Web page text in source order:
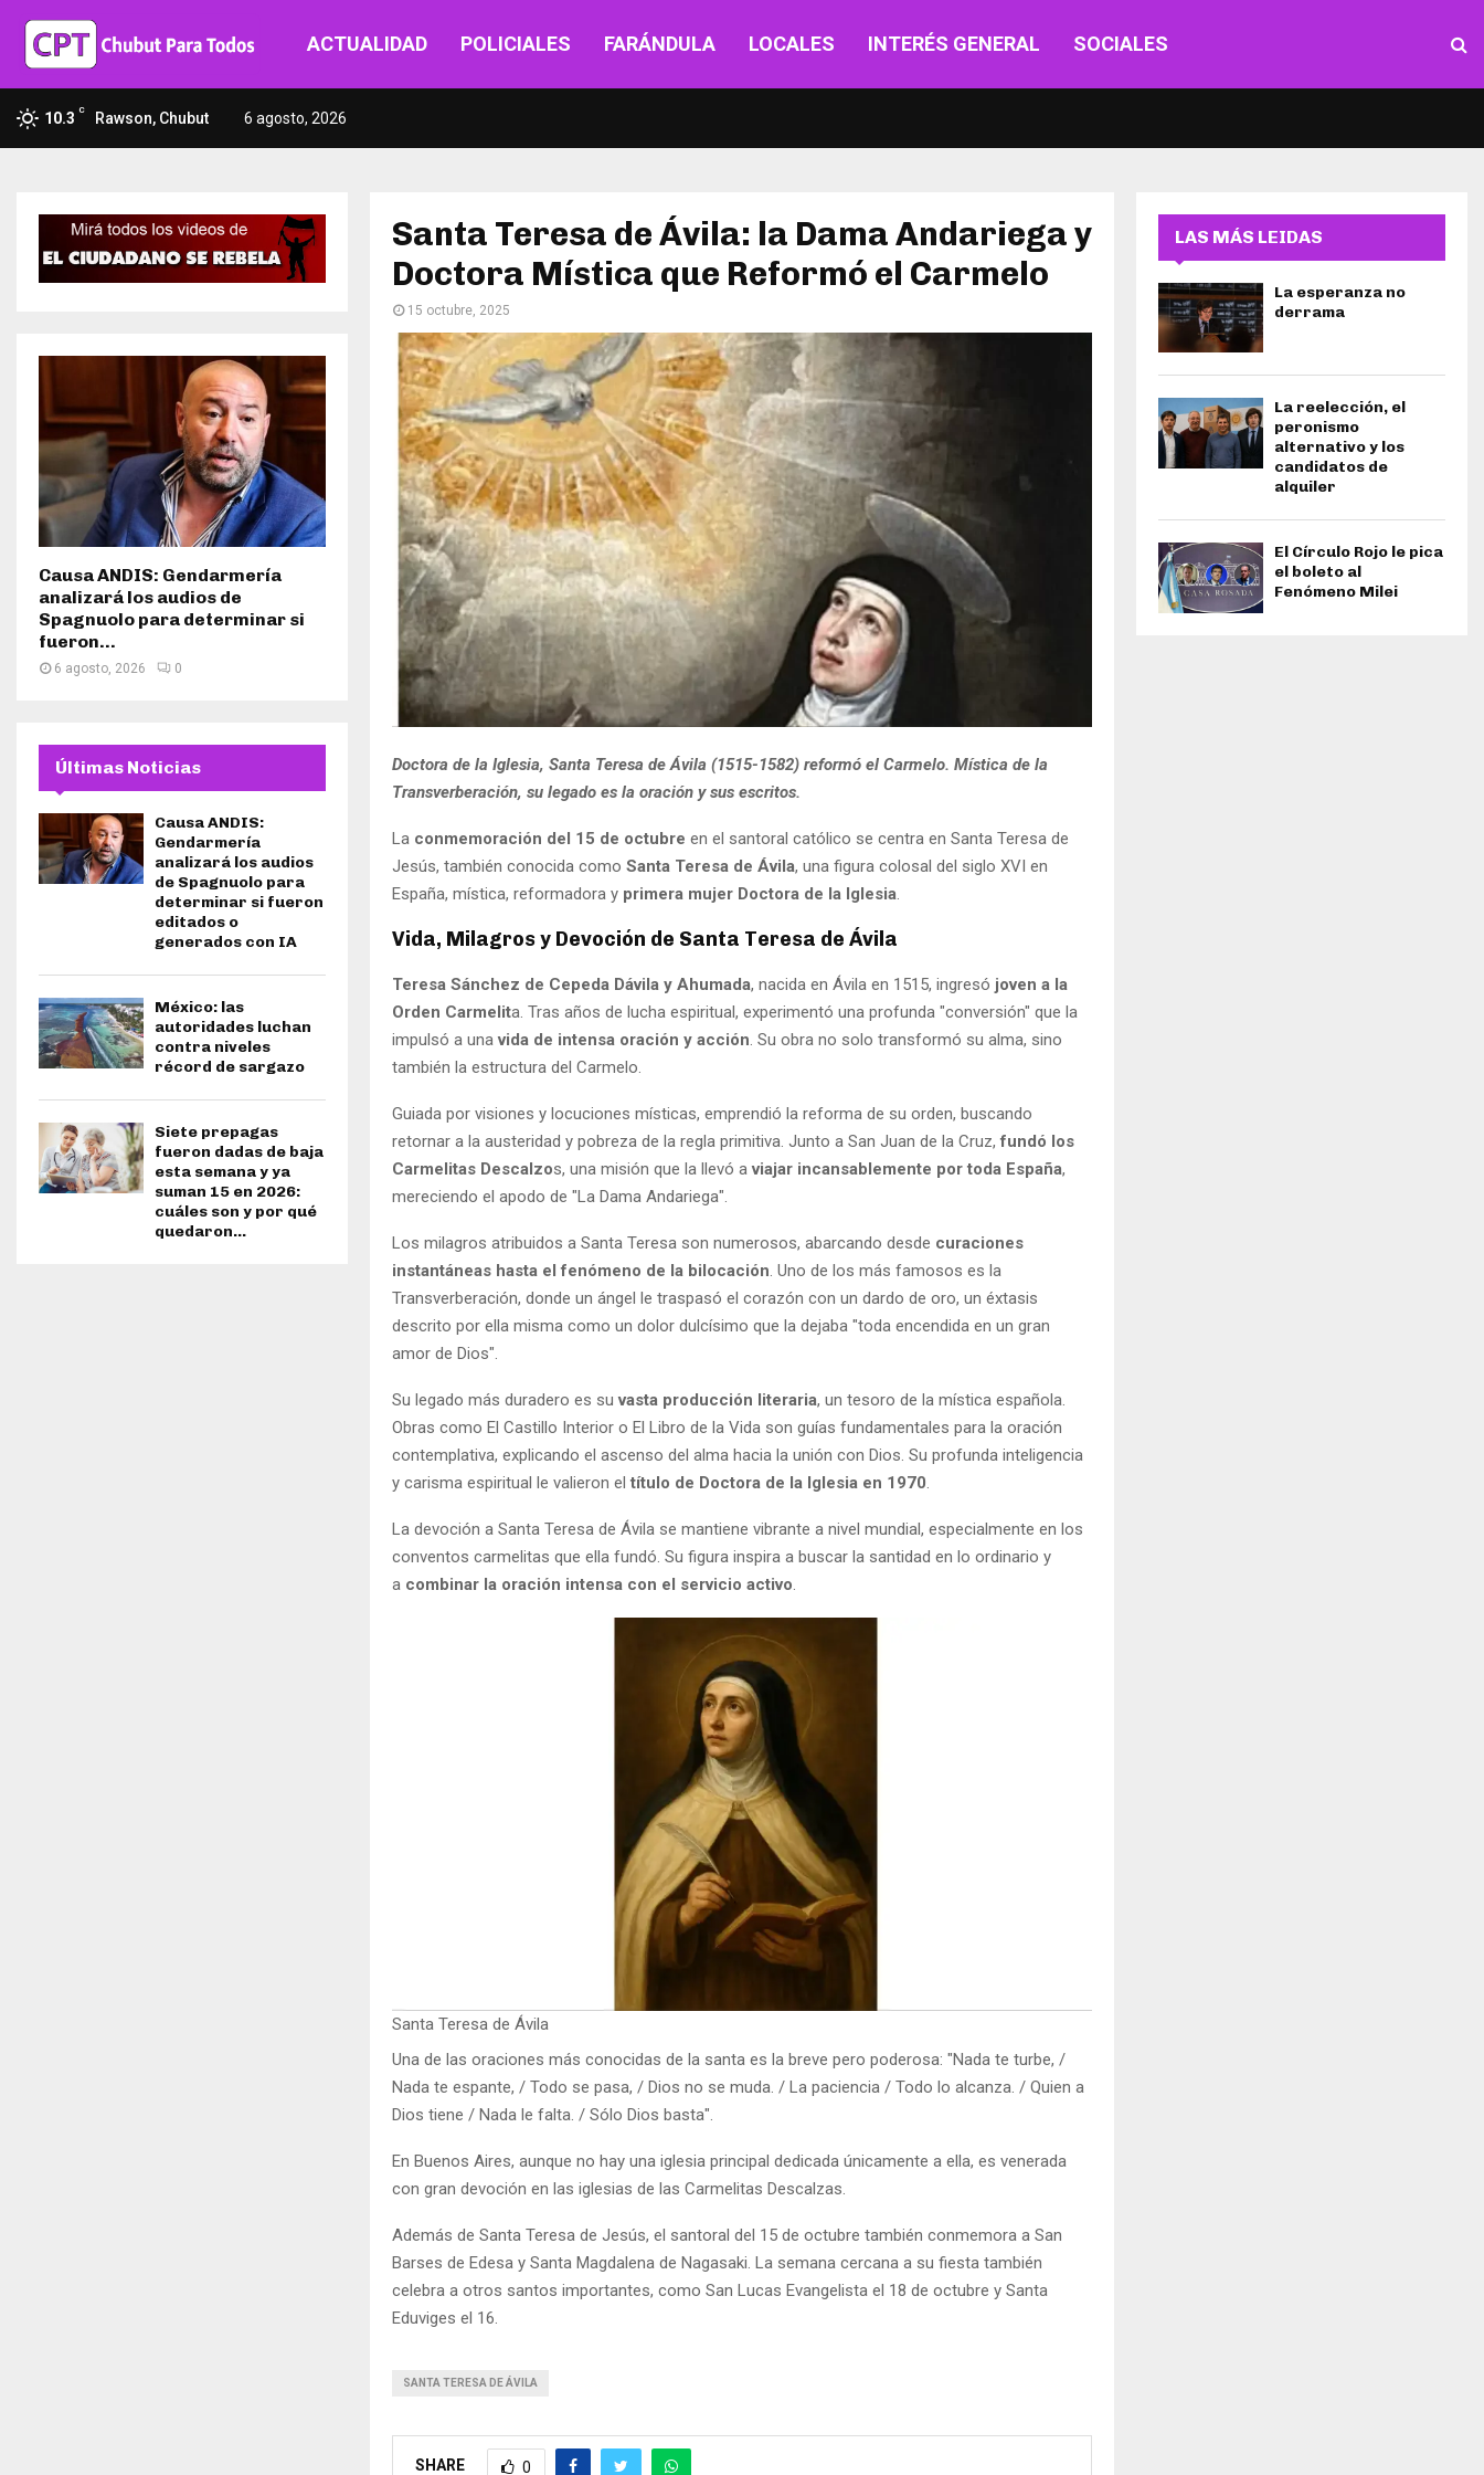
ACTUALIDAD POLICIALES FARÁNDULA LOCALES INTERÉS GENERAL SOCIALES
10.3 C Rawson, Chubut 6 agosto, 2026
Santa Teresa de Ávila: la Dama Andariega y
Doctora Mística que Reformó el Carmelo
15 octubre, 2025
Doctora de la Iglesia, Santa Teresa de Ávila (1515-1582) reformó el Carmelo. Mística de la
Transverberación, su legado es la oración y sus escritos.
La conmemoración del 15 de octubre en el santoral católico se centra en Santa Teresa de
Jesús, también conocida como Santa Teresa de Ávila, una figura colosal del siglo XVI en
España, mística, reformadora y primera mujer Doctora de la Iglesia.
Vida, Milagros y Devoción de Santa Teresa de Ávila
Teresa Sánchez de Cepeda Dávila y Ahumada, nacida en Ávila en 1515, ingresó joven a la
Orden Carmelita. Tras años de lucha espiritual, experimentó una profunda "conversión" que la
impulsó a unavida de intensa oración y acción. Su obra no solo transformó su alma, sino
también la estructura del Carmelo.
Guiada por visiones y locuciones místicas, emprendió la reforma de su orden, buscando
retornar a la austeridad y pobreza de la regla primitiva. Junto a San Juan de la Cruz,fundó los
Carmelitas Descalzos, una misión que la llevó aviajar incansablemente por toda España,
mereciendo el apodo de "La Dama Andariega".
Los milagros atribuidos a Santa Teresa son numerosos, abarcando desde curaciones
instantáneas hasta el fenómeno de la bilocación. Uno de los más famosos es la
Transverberación, donde un ángel le traspasó el corazón con un dardo de oro, un éxtasis
descrito por ella misma como un dolor dulcísimo que la dejaba "toda encendida en un gran
amor de Dios".
Su legado más duradero es suvasta producción literaria, un tesoro de la mística española.
Obras como El Castillo Interior o El Libro de la Vida son guías fundamentales para la oración
contemplativa, explicando el ascenso del alma hacia la unión con Dios. Su profunda inteligencia
y carisma espiritual le valieron el título de Doctora de la Iglesia en 1970.
La devoción a Santa Teresa de Ávila se mantiene vibrante a nivel mundial, especialmente en los
conventos carmelitas que ella fundó. Su figura inspira a buscar la santidad en lo ordinario y
a combinar la oración intensa con el servicio activo.
Santa Teresa de Ávila
Una de las oraciones más conocidas de la santa es la breve pero poderosa: "Nada te turbe, /
Nada te espante, / Todo se pasa, / Dios no se muda. / La paciencia / Todo lo alcanza. / Quien a
Dios tiene / Nada le falta. / Sólo Dios basta".
En Buenos Aires, aunque no hay una iglesia principal dedicada únicamente a ella, es venerada
con gran devoción en las iglesias de las Carmelitas Descalzas.
Además de Santa Teresa de Jesús, el santoral del 15 de octubre también conmemora a San
Barses de Edesa y Santa Magdalena de Nagasaki. La semana cercana a su fiesta también
celebra a otros santos importantes, como San Lucas Evangelista el 18 de octubre y Santa
Eduviges el 16.
SANTA TERESA DE ÁVILA
SHARE 0
Causa ANDIS: Gendarmería
analizará los audios de
Spagnuolo para determinar si
fueron...
6 agosto, 2026 0
Últimas Noticias
Causa ANDIS:
Gendarmería
analizará los audios
de Spagnuolo para
determinar si fueron
editados o
generados con IA
México: las
autoridades luchan
contra niveles
récord de sargazo
Siete prepagas
fueron dadas de baja
esta semana y ya
suman 15 en 2026:
cuáles son y por qué
quedaron...
LAS MÁS LEIDAS
La esperanza no
derrama
La reelección, el
peronismo
alternativo y los
candidatos de
alquiler
El Círculo Rojo le pica
el boleto al
Fenómeno Milei